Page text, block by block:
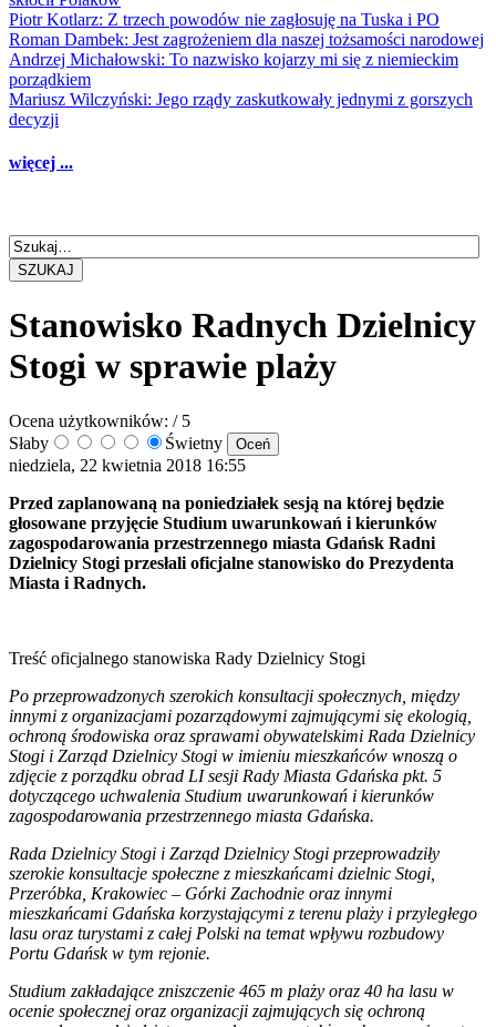
Piotr Kotlarz: Z trzech powodów nie zagłosuję na Tuska i PO
Roman Dambek: Jest zagrożeniem dla naszej tożsamości narodowej
Andrzej Michałowski: To nazwisko kojarzy mi się z niemieckim
porządkiem
Mariusz Wilczyński: Jego rządy zaskutkowały jednymi z gorszych
decyzji
więcej ...
SZUKAJ
Stanowisko Radnych Dzielnicy
Stogi w sprawie plaży
Ocena użytkowników: / 5
Słaby
Świetny
niedziela, 22 kwietnia 2018 16:55
Przed zaplanowaną na poniedziałek sesją na której będzie
głosowane przyjęcie Studium uwarunkowań i kierunków
zagospodarowania przestrzennego miasta Gdańsk Radni
Dzielnicy Stogi przesłali oficjalne stanowisko do Prezydenta
Miasta i Radnych.
Treść oficjalnego stanowiska Rady Dzielnicy Stogi
Po przeprowadzonych szerokich konsultacji społecznych, między
innymi z organizacjami pozarządowymi zajmującymi się ekologią,
ochroną środowiska oraz sprawami obywatelskimi Rada Dzielnicy
Stogi i Zarząd Dzielnicy Stogi w imieniu mieszkańców wnoszą o
zdjęcie z porządku obrad LI sesji Rady Miasta Gdańska pkt. 5
dotyczącego uchwalenia Studium uwarunkowań i kierunków
zagospodarowania przestrzennego miasta Gdańska.
Rada Dzielnicy Stogi i Zarząd Dzielnicy Stogi przeprowadziły
szerokie konsultacje społeczne z mieszkańcami dzielnic Stogi,
Przeróbka, Krakowiec – Górki Zachodnie oraz innymi
mieszkańcami Gdańska korzystającymi z terenu plaży i przyległego
lasu oraz turystami z całej Polski na temat wpływu rozbudowy
Portu Gdańsk w tym rejonie.
Studium zakładające zniszczenie 465 m plaży oraz 40 ha lasu w
ocenie społecznej oraz organizacji zajmujących się ochroną